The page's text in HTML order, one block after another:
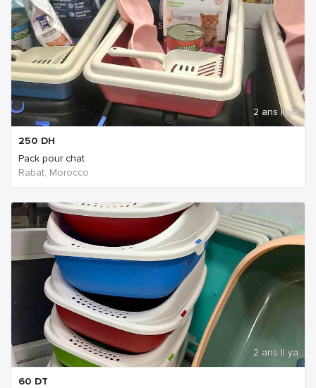
2 ans Il ya
250 DH
Pack pour chat
Rabat, Morocco
2 ans Il ya
60 DT